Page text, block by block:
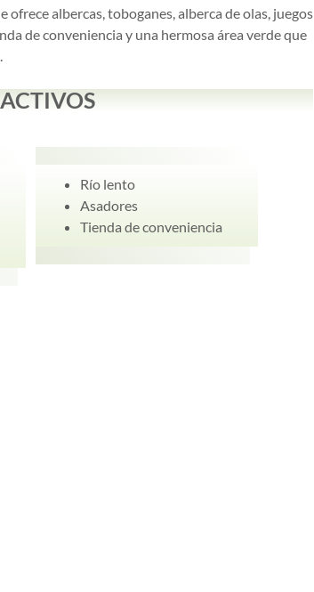
ofrece albercas, toboganes, alberca de olas, juegos
de conveniencia y una hermosa área verde que
Río lento
Asadores
Tienda de conveniencia